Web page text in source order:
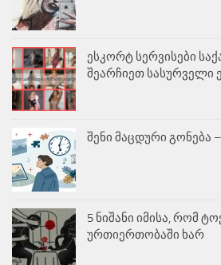
ესკორტ სერვისები
შეარჩიეთ სასურველი
შენი მაცდური გონება
5 ნიშანი იმისა, რომ
ურთიერთობაში ხარ